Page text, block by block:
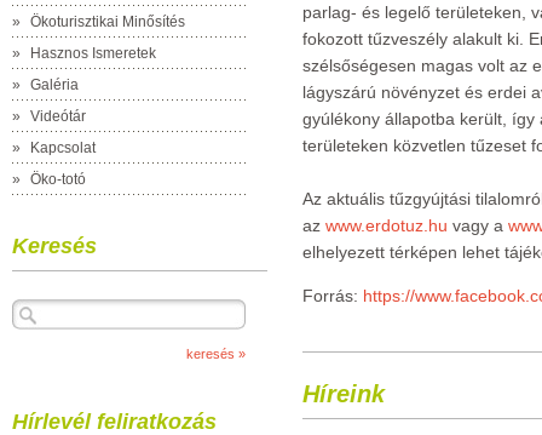
»
Ökoturisztikai Minősítés
»
Hasznos Ismeretek
»
Galéria
»
Videótár
»
Kapcsolat
»
Öko-totó
Keresés
Hírlevél feliratkozás
parlag- és legelő területeken,
fokozott tűzveszély alakult ki.
szélsőségesen magas volt az
lágyszárú növényzet és erdei
gyúlékony állapotba került,
területeken közvetlen tűzeset
Az aktuális tűzgyújtási
az www.erdotuz.hu vagy a
elhelyezett térképen lehet
Forrás: https://
Híreink